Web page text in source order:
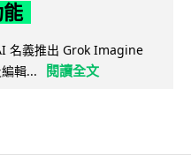
名義推出 Grok Imagine
輯...
閱讀全文